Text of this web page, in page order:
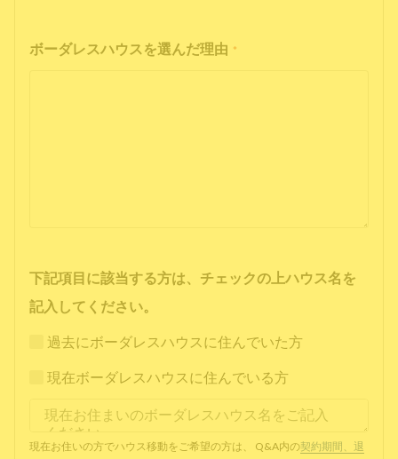
ボーダレスハウスを選んだ理由 *
下記項目に該当する方は、チェックの上ハウス名を
記入してください。
過去にボーダレスハウスに住んでいた方
現在ボーダレスハウスに住んでいる方
現在お住いの方でハウス移動をご希望の方は、 Q&A内の契約期間、退